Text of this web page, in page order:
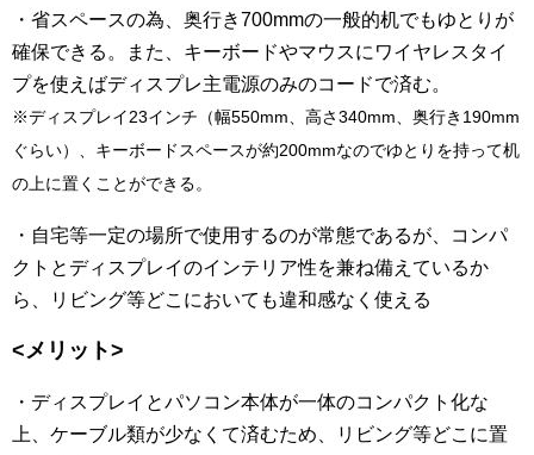
・省スペースの為、奥行き700mmの一般的机でもゆとりが
確保できる。また、キーボードやマウスにワイヤレスタイ
プを使えばディスプレ主電源のみのコードで済む。
※ディスプレイ23インチ（幅550mm、高さ340mm、奥行き190mm
ぐらい）、キーボードスペースが約200mmなのでゆとりを持って机
の上に置くことができる。
・自宅等一定の場所で使用するのが常態であるが、コンパ
クトとディスプレイのインテリア性を兼ね備えているか
ら、リビング等どこにおいても違和感なく使える
<メリット>
・ディスプレイとパソコン本体が一体のコンパクト化な
上、ケーブル類が少なくて済むため、リビング等どこに置